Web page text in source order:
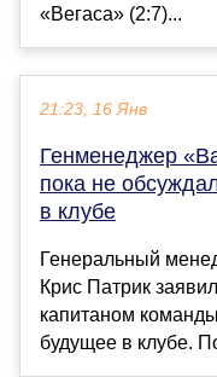
«Вегаса» (2:7)...
21:23, 16 Янв
Генменеджер
пока не
в клубе
Генеральный
Крис Патрик
капитаном
будущее в клубе.